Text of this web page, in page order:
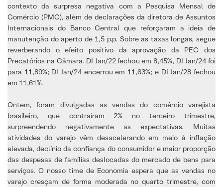
contexto da surpresa negativa com a Pesquisa Mensal de
Comércio (PMC), além de declarações da diretora de Assuntos
Internacionais do Banco Central que reforçaram a ideia de
manutenção do aperto de 1,5 p.p. Sobre as taxas longas, segue
reverberando o efeito positivo da aprovação da PEC dos
Precatórios na Câmara. DI Jan/22 fechou em 8,45%, DI Jan/24 foi
para 11,89%; DI Jan/24 encerrou em 11,63%; e DI Jan/28 fechou
em 11,61%.
Ontem, foram divulgadas as vendas do comércio varejista
brasileiro, que contraíram 2% no terceiro trimestre,
surpreendendo negativamente as expectativas. Muitas
atividades do varejo vêm desacelerando em meio à inflação
elevada, declínio da confiança do consumidor e maior proporção
das despesas de famílias deslocadas do mercado de bens para
serviços. O nosso time de Economia espera que as vendas no
varejo cresçam de forma moderada no quarto trimestre, com